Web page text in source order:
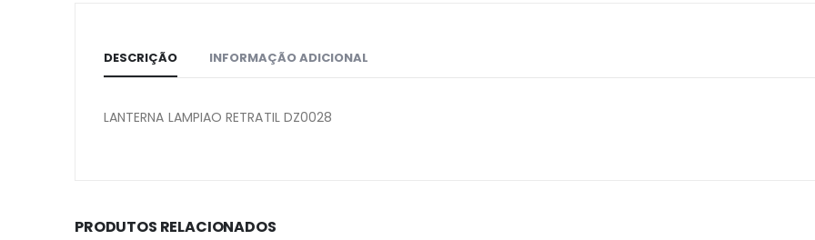
DESCRIÇÃO INFORMAÇÃO ADICIONAL
LANTERNA LAMPIAO RETRATIL DZ0028
PRODUTOS RELACIONADOS